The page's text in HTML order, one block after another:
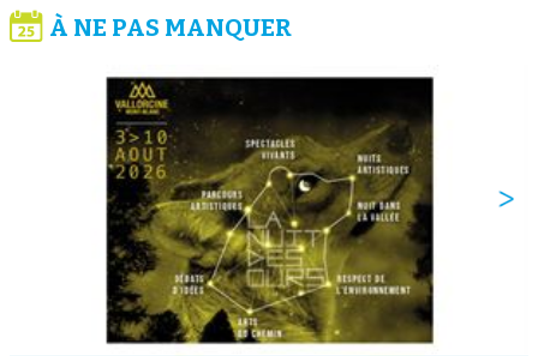
À NE PAS MANQUER